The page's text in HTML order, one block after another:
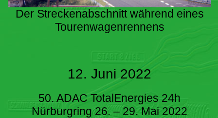
Der Streckenabschnitt während eines
Tourenwagenrennens
12. Juni 2022
50. ADAC TotalEnergies 24h
Nürburgring 26. – 29. Mai 2022